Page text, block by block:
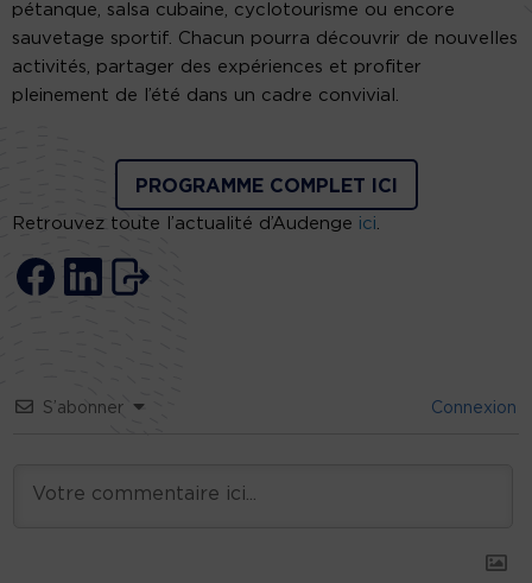
pétanque, salsa cubaine, cyclotourisme ou encore
sauvetage sportif. Chacun pourra découvrir de nouvelles
activités, partager des expériences et profiter
pleinement de l’été dans un cadre convivial.
PROGRAMME COMPLET ICI
Retrouvez toute l’actualité d’Audenge ici.
S’abonner Connexion